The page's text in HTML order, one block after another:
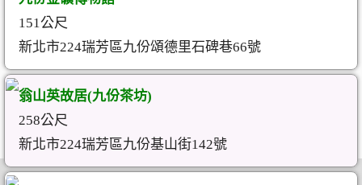
151公尺
新北市224瑞芳區九份頌德里石碑巷66號
翁山英故居(九份茶坊)
258公尺
新北市224瑞芳區九份基山街142號